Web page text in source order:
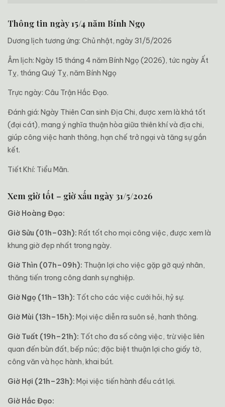
Thông tin ngày 15/4 năm Bính Ngọ
Dương lịch tương ứng: Chủ nhật, ngày 31/5/2026
Âm lịch: Ngày 15 tháng 4 năm Bính Ngọ (2026), tức ngày Ất
Tỵ, tháng Quý Tỵ, năm Bính Ngọ
Trực ngày: Câu Trận Hắc Đạo.
Đánh giá: Ngày Thiên Can sinh Địa Chi, được xem là khá tốt
(đại cát), mang ý nghĩa thuận hòa giữa thiên khí và địa chi,
giúp công việc hanh thông, hạn chế trở ngại và tăng sự gắn
kết.
Tiết Khí: Tiểu Mãn.
Xem giờ tốt – giờ xấu ngày 31/5/2026
Giờ Hoàng Đạo:
Giờ Sửu (01h–03h): Rất tốt cho mọi công việc, được xem là
khung giờ đẹp nhất trong ngày.
Giờ Thìn (07h–09h): Thuận lợi cho việc gặp gỡ quý nhân,
thăng tiến trong công danh sự nghiệp.
Giờ Ngọ (11h–13h): Tốt cho các việc cưới hỏi, hỷ sự.
Giờ Mùi (13h–15h): Mọi việc diễn ra suôn sẻ, hanh thông.
Giờ Tuất (19h–21h): Tốt cho đa số công việc, trừ việc liên
quan đến bùn đất, bếp núc; đặc biệt thuận lợi cho giấy tờ,
công văn và học hành, khai bút.
Giờ Hợi (21h–23h): Mọi việc tiến hành đều cát lợi.
Giờ Hắc Đạo: